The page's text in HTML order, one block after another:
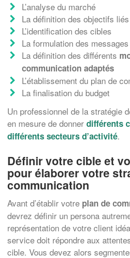
L’analyse du marché
La définition des objectifs
L’identification des cibles
La formulation des messages
La définition des différents
communication adaptés
L’établissement du plan de
La finalisation du budget
Un professionnel de la stratégie
en mesure de donner différents
différents secteurs d’activité.
Définir votre cible et
pour élaborer votre
communication
Avant d’établir votre plan de
devrez définir un persona
représentation de votre client
service doit répondre aux
cible. Vous devez alors